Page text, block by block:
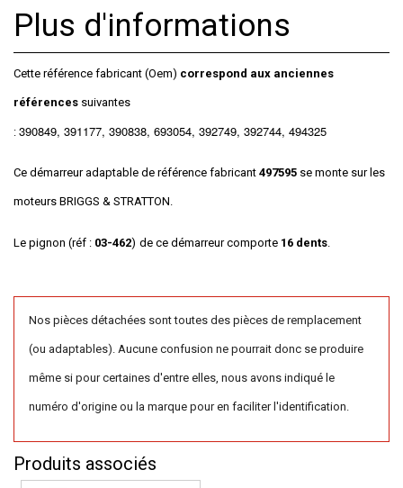
Plus d'informations
Cette référence fabricant (Oem) correspond aux anciennes
références suivantes
: 390849, 391177, 390838, 693054, 392749, 392744, 494325
Ce démarreur adaptable de référence fabricant 497595 se monte sur les
moteurs BRIGGS & STRATTON.
Le pignon (réf : 03-462) de ce démarreur comporte 16 dents
Nos pièces détachées sont toutes des pièces de remplacement
(ou adaptables). Aucune confusion ne pourrait donc se produire
même si pour certaines d'entre elles, nous avons indiqué le
numéro d'origine ou la marque pour en faciliter l'identification.
Produits associés